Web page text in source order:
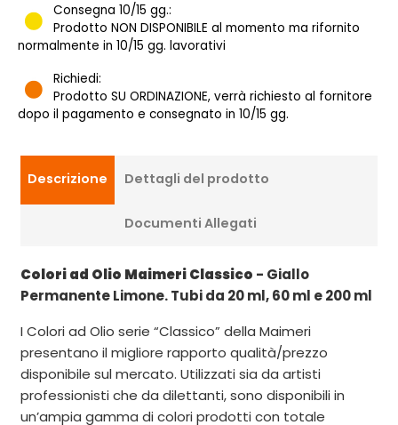
Consegna 10/15 gg.:
Prodotto NON DISPONIBILE al momento ma rifornito
normalmente in 10/15 gg. lavorativi
Richiedi:
Prodotto SU ORDINAZIONE, verrà richiesto al fornitore
dopo il pagamento e consegnato in 10/15 gg.
Descrizione Dettagli del prodotto
Documenti Allegati
Colori ad Olio Maimeri Classico - Giallo
Permanente Limone. Tubi da 20 ml, 60 ml e 200 ml
I Colori ad Olio serie “Classico” della Maimeri
presentano il migliore rapporto qualità/prezzo
disponibile sul mercato. Utilizzati sia da artisti
professionisti che da dilettanti, sono disponibili in
un’ampia gamma di colori prodotti con totale